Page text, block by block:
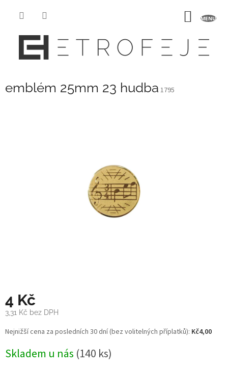
emblém 25mm 23 hudba 1795
4 Kč
3,31 Kč bez DPH
Měrná
cena:
Nejnižší cena za posledních 30 dní (bez volitelných příplatků): Kč4,00
Skladem u nás (140 ks)